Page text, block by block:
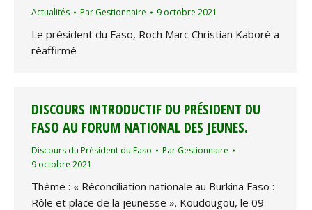
Actualités Par Gestionnaire 9 octobre 2021
Le président du Faso, Roch Marc Christian Kaboré a
réaffirmé
DISCOURS INTRODUCTIF DU PRÉSIDENT DU
FASO AU FORUM NATIONAL DES JEUNES.
Discours du Président du Faso Par Gestionnaire
9 octobre 2021
Thème : « Réconciliation nationale au Burkina Faso :
Rôle et place de la jeunesse ». Koudougou, le 09